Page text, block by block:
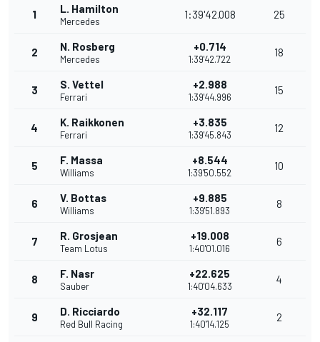
1 L. Hamilton
Mercedes
1:39'42.008 25
2 N. Rosberg
Mercedes
+0.714
1:39'42.722
18
3 S. Vettel
Ferrari
+2.988
1:39'44.996
15
4 K. Raikkonen
Ferrari
+3.835
1:39'45.843
12
5 F. Massa
Williams
+8.544
1:39'50.552
10
6 V. Bottas
Williams
+9.885
1:39'51.893
8
7 R. Grosjean
Team Lotus
+19.008
1:40'01.016
6
8 F. Nasr
Sauber
+22.625
1:40'04.633
4
9 D. Ricciardo
Red Bull Racing
+32.117
1:40'14.125
2